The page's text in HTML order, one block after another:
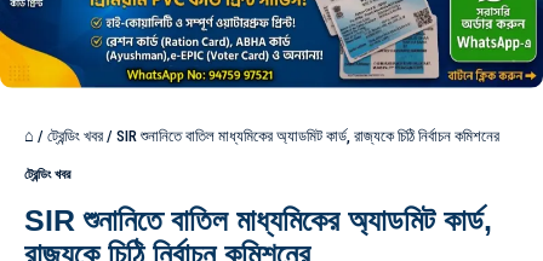
⌂ / ট্রেন্ডিং খবর / SIR শুনানিতে বাতিল মাধ্যমিকের অ্যাডমিট কার্ড, রাজ্যকে চিঠি নির্বাচন কমিশনের
ট্রেন্ডিং খবর
SIR শুনানিতে বাতিল মাধ্যমিকের অ্যাডমিট কার্ড,
রাজ্যকে চিঠি নির্বাচন কমিশনের